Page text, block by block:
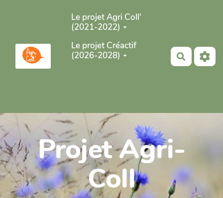
Aller au contenu principalLe projet Agri Coll'
(2021-2022)
Le projet Créactif
(2026-2028)
Projet Agri-
Coll